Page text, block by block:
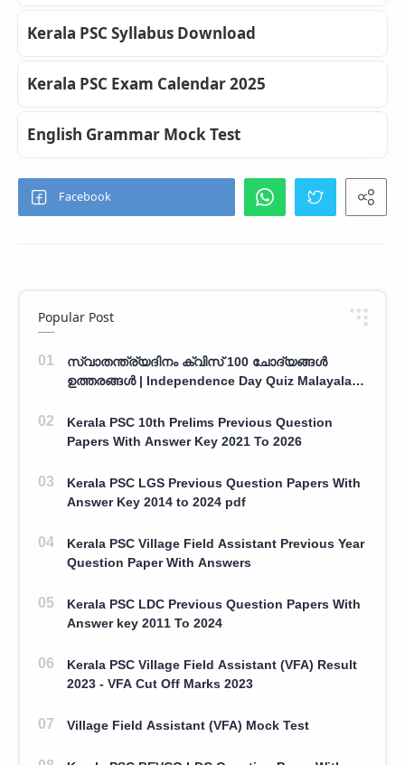
Kerala PSC Syllabus Download
Kerala PSC Exam Calendar 2025
English Grammar Mock Test
Popular Post
സ്വാതന്ത്ര്യദിനം ക്വിസ് 100 ചോദ്യങ്ങൾ
ഉത്തരങ്ങൾ | Independence Day Quiz Malayalam
Kerala PSC 10th Prelims Previous Question
Papers With Answer Key 2021 To 2026
Kerala PSC LGS Previous Question Papers With
Answer Key 2014 to 2024 pdf
Kerala PSC Village Field Assistant Previous Year
Question Paper With Answers
Kerala PSC LDC Previous Question Papers With
Answer key 2011 To 2024
Kerala PSC Village Field Assistant (VFA) Result
2023 - VFA Cut Off Marks 2023
Village Field Assistant (VFA) Mock Test